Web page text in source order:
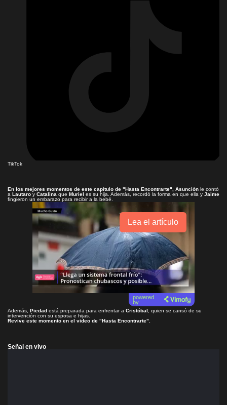
TikTok
En los mejores momentos de este capítulo de "Hasta Encontrarte" , Asunción le contó
a Lautaro y Catalina que Muriel es su hija. Además, recordó la forma en que ella y Jaime
fingieron un embarazo para recibir a la bebé.
Lea el artículo
powered
by
Además, Piedad está preparada para enfrentar a Cristóbal , quien se cansó de su
intervención con su esposa e hijas.
Revive este momento en el video de "Hasta Encontrarte"
Señal en vivo